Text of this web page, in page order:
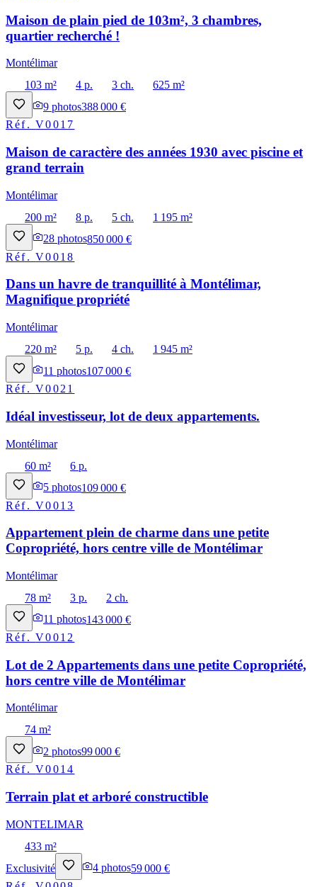
Maison de plain pied de 103m², 3 chambres,
quartier recherché !
Montélimar
103 m²
4 p. 3 ch.
625 m²
9 photos388 000 €
Réf.V0017
Maison de caractère des années 1930 avec piscine et
grand terrain
Montélimar
200 m²
8 p. 5 ch.
1 195 m²
28 photos850 000 €
Réf.V0018
Dans un havre de tranquillité à Montélimar,
Magnifique propriété
Montélimar
220 m²
5 p. 4 ch.
1 945 m²
11 photos107 000 €
Réf.V0021
Idéal investisseur, lot de deux appartements.
Montélimar
60 m²
6 p.
5 photos109 000 €
Réf.V0013
Appartement plein de charme dans une petite
Copropriété, hors centre ville de Montélimar
Montélimar
78 m²
3 p.
2 ch.
11 photos143 000 €
Réf.V0012
Lot de 2 Appartements dans une petite Copropriété,
hors centre ville de Montélimar
Montélimar
74 m²
2 photos99 000 €
Réf.V0014
Terrain plat et arboré constructible
MONTELIMAR
433 m²
Exclusivité
4 photos59 000 €